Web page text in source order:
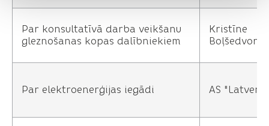
Par konsultatīvā darba veikšanu
gleznošanas kopas dalībniekiem
Kristīne
Par elektroenerģijas iegādi AS